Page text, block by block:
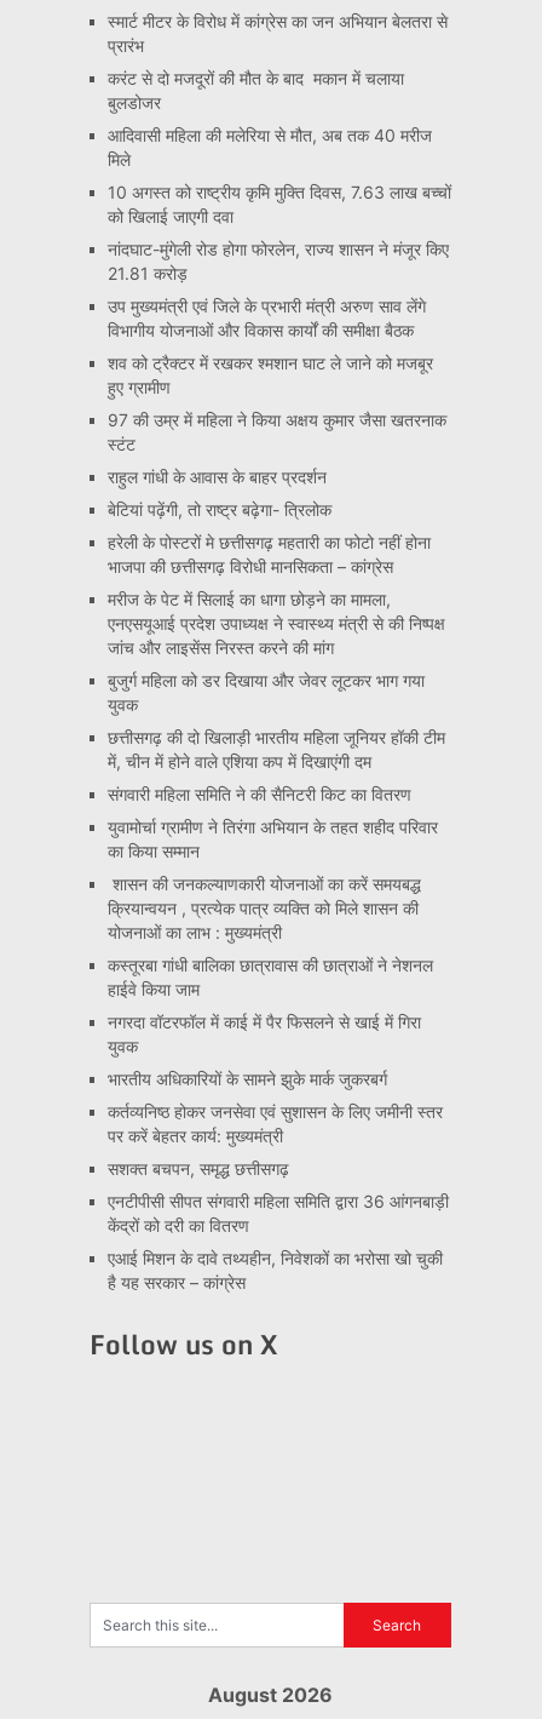
स्मार्ट मीटर के विरोध में कांग्रेस का जन अभियान बेलतरा से
प्रारंभ
करंट से दो मजदूरों की मौत के बाद मकान में चलाया
बुलडोजर
आदिवासी महिला की मलेरिया से मौत, अब तक 40 मरीज
मिले
10 अगस्त को राष्ट्रीय कृमि मुक्ति दिवस, 7.63 लाख बच्चों
को खिलाई जाएगी दवा
नांदघाट-मुंगेली रोड होगा फोरलेन, राज्य शासन ने मंजूर किए
21.81 करोड़
उप मुख्यमंत्री एवं जिले के प्रभारी मंत्री अरुण साव लेंगे
विभागीय योजनाओं और विकास कार्यों की समीक्षा बैठक
शव को ट्रैक्टर में रखकर श्मशान घाट ले जाने को मजबूर
हुए ग्रामीण
97 की उम्र में महिला ने किया अक्षय कुमार जैसा खतरनाक
स्टंट
राहुल गांधी के आवास के बाहर प्रदर्शन
बेटियां पढ़ेंगी, तो राष्ट्र बढ़ेगा- त्रिलोक
हरेली के पोस्टरों मे छत्तीसगढ़ महतारी का फोटो नहीं होना
भाजपा की छत्तीसगढ़ विरोधी मानसिकता – कांग्रेस
मरीज के पेट में सिलाई का धागा छोड़ने का मामला,
एनएसयूआई प्रदेश उपाध्यक्ष ने स्वास्थ्य मंत्री से की निष्पक्ष
जांच और लाइसेंस निरस्त करने की मांग
बुजुर्ग महिला को डर दिखाया और जेवर लूटकर भाग गया
युवक
छत्तीसगढ़ की दो खिलाड़ी भारतीय महिला जूनियर हॉकी टीम
में, चीन में होने वाले एशिया कप में दिखाएंगी दम
संगवारी महिला समिति ने की सैनिटरी किट का वितरण
युवामोर्चा ग्रामीण ने तिरंगा अभियान के तहत शहीद परिवार
का किया सम्मान
शासन की जनकल्याणकारी योजनाओं का करें समयबद्ध
क्रियान्वयन , प्रत्येक पात्र व्यक्ति को मिले शासन की
योजनाओं का लाभ : मुख्यमंत्री
कस्तूरबा गांधी बालिका छात्रावास की छात्राओं ने नेशनल
हाईवे किया जाम
नगरदा वॉटरफॉल में काई में पैर फिसलने से खाई में गिरा
युवक
भारतीय अधिकारियों के सामने झुके मार्क जुकरबर्ग
कर्तव्यनिष्ठ होकर जनसेवा एवं सुशासन के लिए जमीनी स्तर
पर करें बेहतर कार्य: मुख्यमंत्री
सशक्त बचपन, समृद्ध छत्तीसगढ़
एनटीपीसी सीपत संगवारी महिला समिति द्वारा 36 आंगनबाड़ी
केंद्रों को दरी का वितरण
एआई मिशन के दावे तथ्यहीन, निवेशकों का भरोसा खो चुकी
है यह सरकार – कांग्रेस
Follow us on X
August 2026